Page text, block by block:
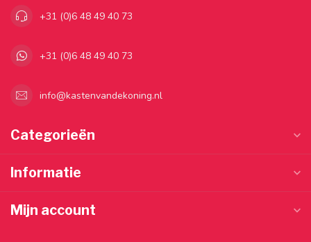
+31 (0)6 48 49 40 73
+31 (0)6 48 49 40 73
info@kastenvandekoning.nl
Categorieën
Informatie
Mijn account